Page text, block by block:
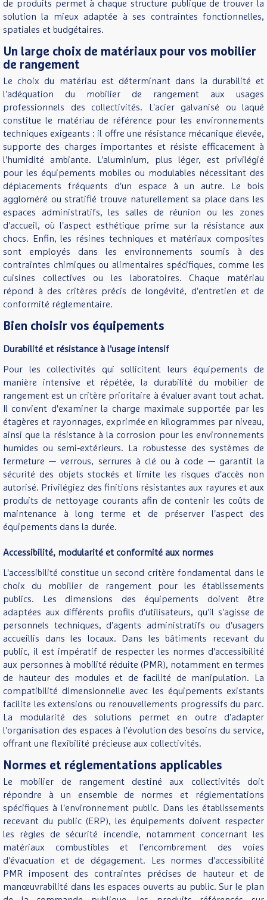
de produits permet à chaque structure publique de trouver la
solution la mieux adaptée à ses contraintes fonctionnelles,
spatiales et budgétaires.
Un large choix de matériaux pour vos mobilier
de rangement
Le choix du matériau est déterminant dans la durabilité et
l'adéquation du mobilier de rangement aux usages
professionnels des collectivités. L'acier galvanisé ou laqué
constitue le matériau de référence pour les environnements
techniques exigeants : il offre une résistance mécanique élevée,
supporte des charges importantes et résiste efficacement à
l'humidité ambiante. L'aluminium, plus léger, est privilégié
pour les équipements mobiles ou modulables nécessitant des
déplacements fréquents d'un espace à un autre. Le bois
aggloméré ou stratifié trouve naturellement sa place dans les
espaces administratifs, les salles de réunion ou les zones
d'accueil, où l'aspect esthétique prime sur la résistance aux
chocs. Enfin, les résines techniques et matériaux composites
sont employés dans les environnements soumis à des
contraintes chimiques ou alimentaires spécifiques, comme les
cuisines collectives ou les laboratoires. Chaque matériau
répond à des critères précis de longévité, d'entretien et de
conformité réglementaire.
Bien choisir vos équipements
Durabilité et résistance à l'usage intensif
Pour les collectivités qui sollicitent leurs équipements de
manière intensive et répétée, la durabilité du mobilier de
rangement est un critère prioritaire à évaluer avant tout achat.
Il convient d'examiner la charge maximale supportée par les
étagères et rayonnages, exprimée en kilogrammes par niveau,
ainsi que la résistance à la corrosion pour les environnements
humides ou semi-extérieurs. La robustesse des systèmes de
fermeture — verrous, serrures à clé ou à code — garantit la
sécurité des objets stockés et limite les risques d'accès non
autorisé. Privilégiez des finitions résistantes aux rayures et aux
produits de nettoyage courants afin de contenir les coûts de
maintenance à long terme et de préserver l'aspect des
équipements dans la durée.
Accessibilité, modularité et conformité aux normes
L'accessibilité constitue un second critère fondamental dans le
choix du mobilier de rangement pour les établissements
publics. Les dimensions des équipements doivent être
adaptées aux différents profils d'utilisateurs, qu'il s'agisse de
personnels techniques, d'agents administratifs ou d'usagers
accueillis dans les locaux. Dans les bâtiments recevant du
public, il est impératif de respecter les normes d'accessibilité
aux personnes à mobilité réduite (PMR), notamment en termes
de hauteur des modules et de facilité de manipulation. La
compatibilité dimensionnelle avec les équipements existants
facilite les extensions ou renouvellements progressifs du parc.
La modularité des solutions permet en outre d'adapter
l'organisation des espaces à l'évolution des besoins du service,
offrant une flexibilité précieuse aux collectivités.
Normes et réglementations applicables
Le mobilier de rangement destiné aux collectivités doit
répondre à un ensemble de normes et réglementations
spécifiques à l'environnement public. Dans les établissements
recevant du public (ERP), les équipements doivent respecter
les règles de sécurité incendie, notamment concernant les
matériaux combustibles et l'encombrement des voies
d'évacuation et de dégagement. Les normes d'accessibilité
PMR imposent des contraintes précises de hauteur et de
manœuvrabilité dans les espaces ouverts au public. Sur le plan